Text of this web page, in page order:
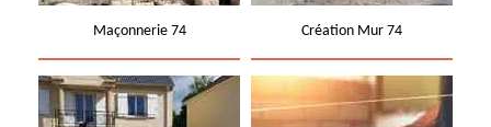
Maçonnerie 74 Création Mur 74